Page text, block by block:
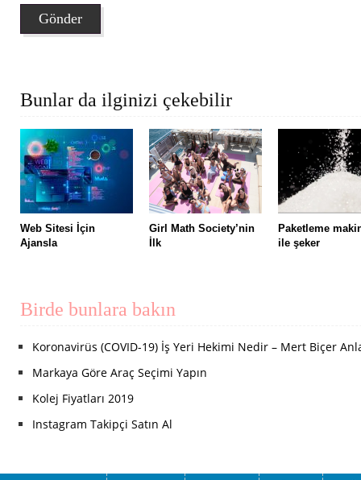
Bunlar da ilginizi çekebilir
Web Sitesi İçin
Ajansla
Girl Math Society’nin
İlk
Paketleme
ile şeker
Birde bunlara bakın
Koronavirüs (COVID-19) İş Yeri Hekimi Nedir – Mert Biçer
Markaya Göre Araç Seçimi Yapın
Kolej Fiyatları 2019
Instagram Takipçi Satın Al